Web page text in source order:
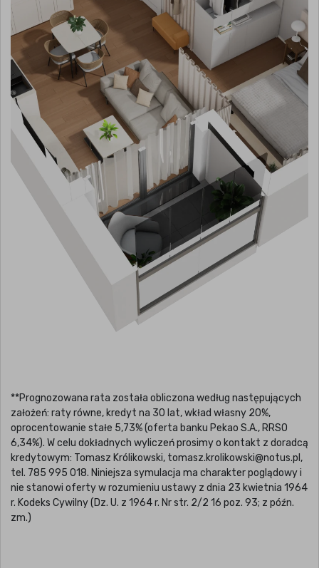
**Prognozowana rata została obliczona według następujących
założeń: raty równe, kredyt na 30 lat, wkład własny 20%,
oprocentowanie stałe 5,73% (oferta banku Pekao S.A., RRSO
6,34%). W celu dokładnych wyliczeń prosimy o kontakt z doradcą
kredytowym: Tomasz Królikowski, tomasz.krolikowski@notus.pl,
tel. 785 995 018. Niniejsza symulacja ma charakter poglądowy i
nie stanowi oferty w rozumieniu ustawy z dnia 23 kwietnia 1964
r. Kodeks Cywilny (Dz. U. z 1964 r. Nr str. 2/2 16 poz. 93; z późn.
zm.)